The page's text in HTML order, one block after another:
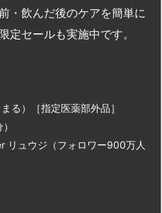
・飲んだ後のケアを簡単に
定セールも実施中です。
る）［指定医薬部外品］
リュウジ（フォロワー900万人